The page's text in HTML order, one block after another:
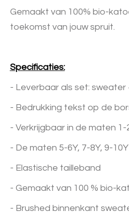
Gemaakt van 100% bio-
toekomst van jouw spruit.
Specificaties:
- Leverbaar als set: sweater
- Bedrukking tekst op de
- Verkrijgbaar in de maten 1-
- De maten 5-6Y, 7-8Y, 9-
- Elastische tailleband
- Gemaakt van 100 % bio-
- Brushed binnenkant